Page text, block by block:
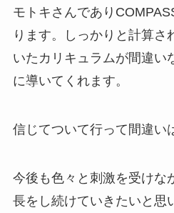
モトキさんであり
ります。しっかりと計算さ
いたカリキュラムが間違い
に導いてくれます。
信じてついて行って間違い
今後も色々と刺激を受けな
長をし続けていきたいと思